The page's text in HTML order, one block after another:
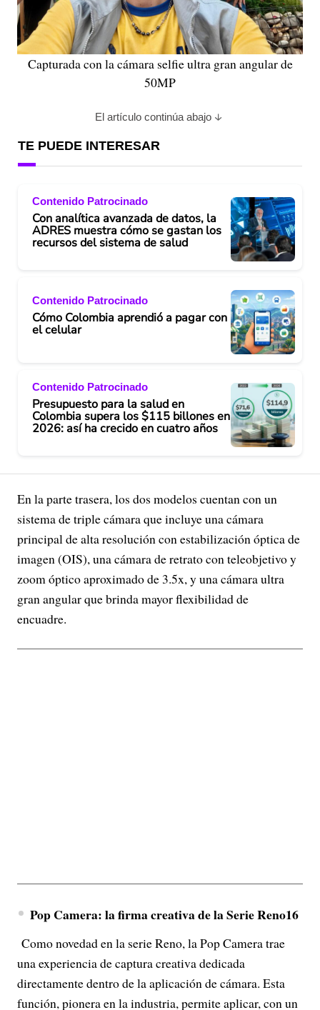
Capturada con la cámara selfie ultra gran angular de
50MP
El artículo continúa abajo
TE PUEDE INTERESAR
Contenido Patrocinado
Con analítica avanzada de datos, la
ADRES muestra cómo se gastan los
recursos del sistema de salud
Contenido Patrocinado
Cómo Colombia aprendió a pagar con
el celular
Contenido Patrocinado
Presupuesto para la salud en
Colombia supera los $115 billones en
2026: así ha crecido en cuatro años
En la parte trasera, los dos modelos cuentan con un
sistema de triple cámara que incluye una cámara
principal de alta resolución con estabilización óptica de
imagen (OIS), una cámara de retrato con teleobjetivo y
zoom óptico aproximado de 3.5x, y una cámara ultra
gran angular que brinda mayor flexibilidad de
encuadre.
Pop Camera: la firma creativa de la Serie Reno16
Como novedad en la serie Reno, la Pop Camera trae
una experiencia de captura creativa dedicada
directamente dentro de la aplicación de cámara. Esta
función, pionera en la industria, permite aplicar, con un